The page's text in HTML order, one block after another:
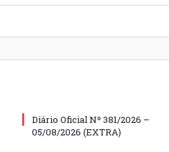
Diário Oficial Nº 381/2026 –
05/08/2026 (EXTRA)